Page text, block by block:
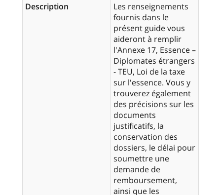
Description
Les renseignements
fournis dans le
présent guide vous
aideront à remplir
l'Annexe 17, Essence –
Diplomates étrangers
- TEU, Loi de la taxe
sur l'essence. Vous y
trouverez également
des précisions sur les
documents
justificatifs, la
conservation des
dossiers, le délai pour
soumettre une
demande de
remboursement,
ainsi que les